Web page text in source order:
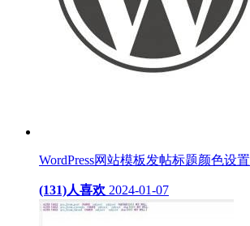
WordPress网站模板发帖标题颜色设置
(131)人喜欢 2024-01-07